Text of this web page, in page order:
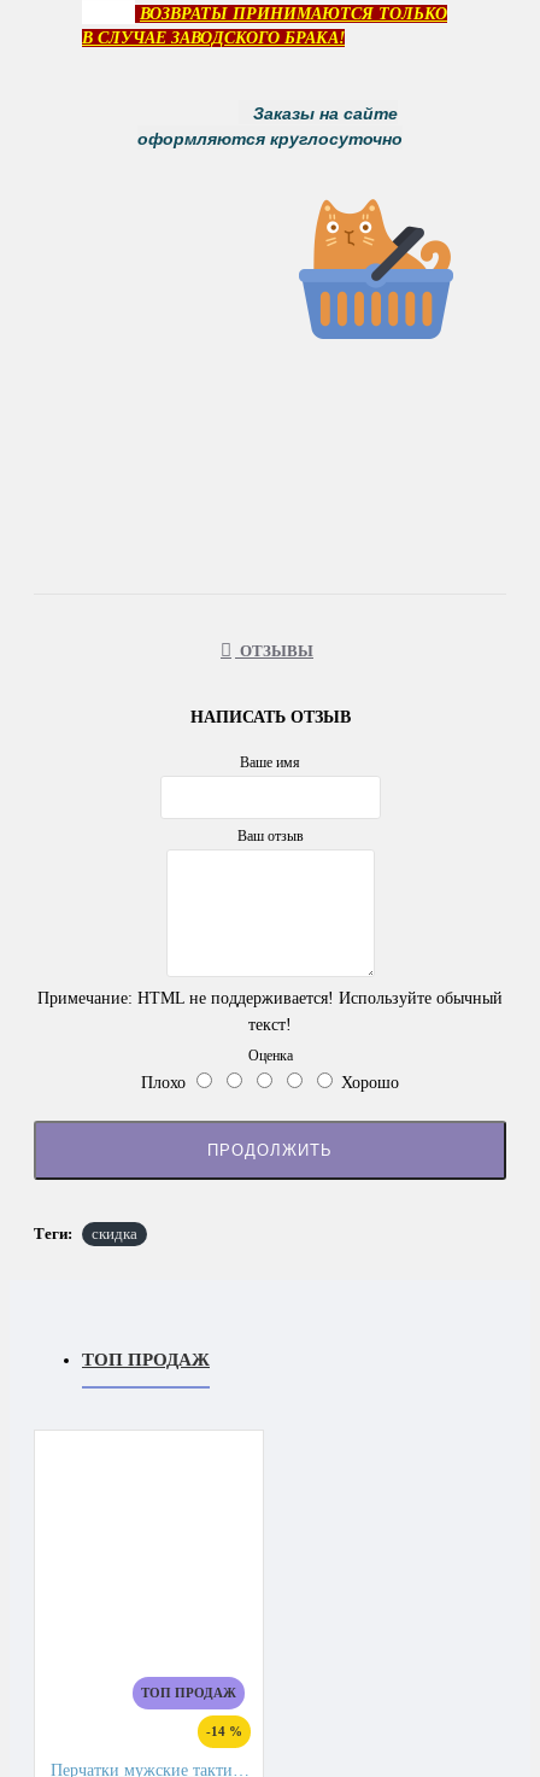
ВОЗВРАТЫ ПРИНИМАЮТСЯ ТОЛЬКО
В СЛУЧАЕ ЗАВОДСКОГО БРАКА!
Заказы на сайте
оформляются круглосуточно
ОТЗЫВЫ
НАПИСАТЬ ОТЗЫВ
Ваше имя
Ваш отзыв
Примечание: HTML не поддерживается! Используйте обычный
текст!
Оценка
Плохо Хорошо
ПРОДОЛЖИТЬ
Теги: скидка
ТОП ПРОДАЖ
ТОП ПРОДАЖ
-14 %
Перчатки мужские тактические